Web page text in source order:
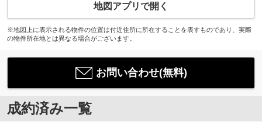
地図アプリで開く
※地図上に表示される物件の位置は付近住所に所在することを表すものであり、実際
の物件所在地とは異なる場合がございます。
お問い合わせ(無料)
成約済み一覧